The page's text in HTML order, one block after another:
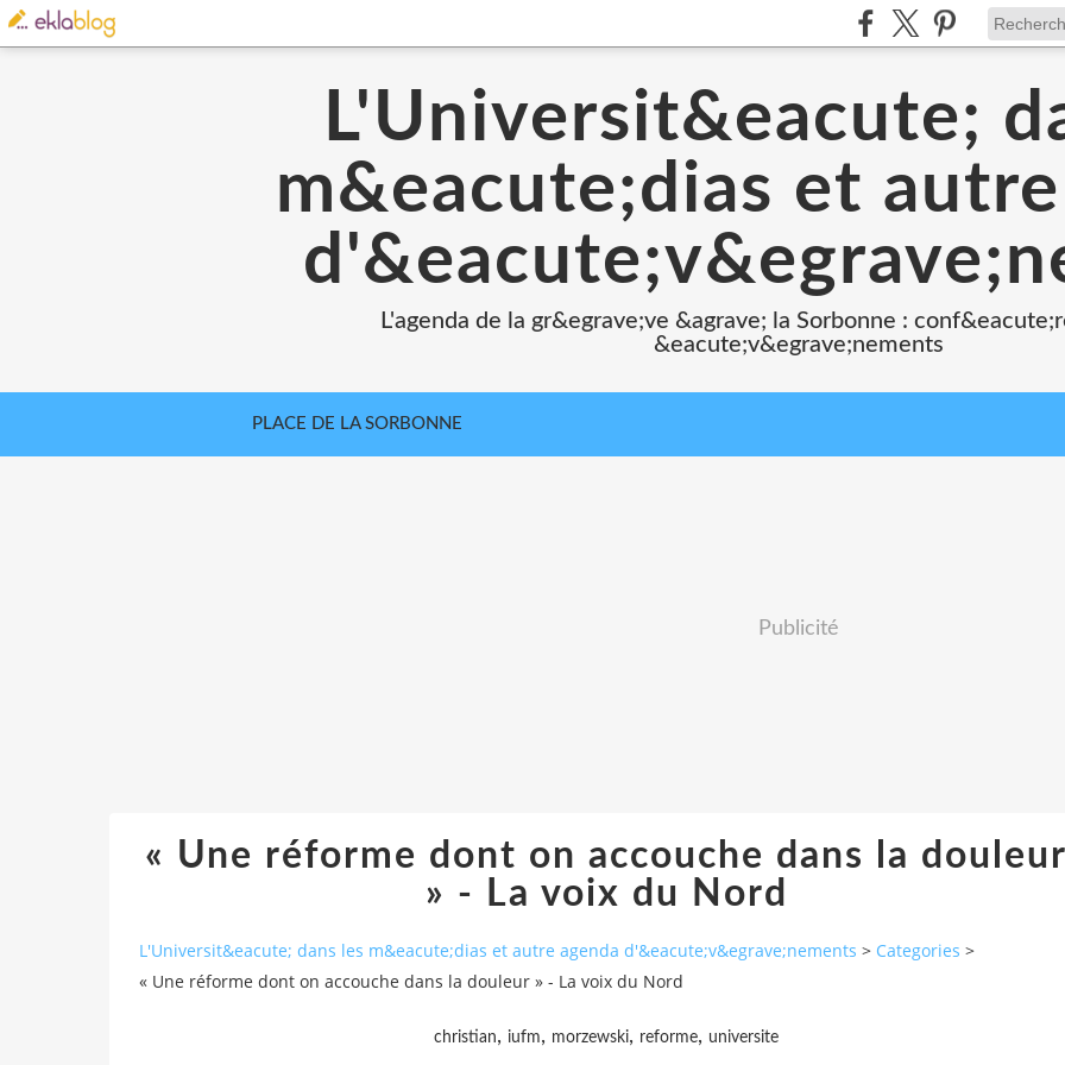
L'Universit&eacute;
m&eacute;dias et
L'agenda de la gr&egrave;ve &agrave; la Sorbonne :
&eacute;v&egrave;nements
PLACE DE LA SORBONNE
Publicité
« Une réforme dont on accouche dans la
» - La voix du Nord
L'Universit&eacute; dans les m&eacute;dias et autre agenda d'&eacute;v&egrave;nements > Categories >
« Une réforme dont on accouche dans la douleur » - La voix du Nord
christian, iufm, morzewski, reforme, universite